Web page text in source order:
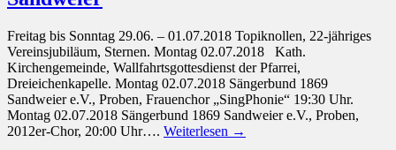
Freitag bis Sonntag 29.06. – 01.07.2018 Topiknollen, 22-jähriges
Vereinsjubiläum, Sternen. Montag 02.07.2018 Kath.
Kirchengemeinde, Wallfahrtsgottesdienst der Pfarrei,
Dreieichenkapelle. Montag 02.07.2018 Sängerbund 1869
Sandweier e.V., Proben, Frauenchor „SingPhonie“ 19:30 Uhr.
Montag 02.07.2018 Sängerbund 1869 Sandweier e.V., Proben,
2012er-Chor, 20:00 Uhr…. Weiterlesen →